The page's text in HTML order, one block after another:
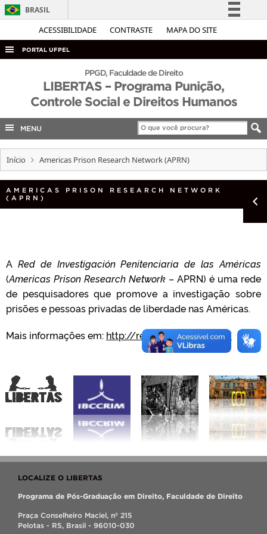
ACESSIBILIDADE CONTRASTE MAPA DO SITE
BRASIL
Simplifique!
Acesso à informação
Legislação
Canais
PORTAL UFPEL
ACESSO À INFORMAÇÃO
AUDITORIA
CONCURSOS
EDITAIS
INTERNACIONAL
OUVIDORIA
PPGD, Faculdade de Direito
LIBERTAS – Programa Punição,
Controle Social e Direitos Humanos
MENU
Início Americas Prison Research Network (APRN)
AMERICAS PRISON RESEARCH NETWORK
(APRN)
A Red de Investigación Penitenciaria de las Américas
(Americas Prison Research Network – APRN) é uma rede
de pesquisadores que promove a investigação sobre
prisões e pessoas privadas de liberdade nas Américas.
Mais informações em: http://redpenitenciaria.org/
LOCALIZE O LIBERTAS
Programa de Pós-Graduação em Direito, Faculdade de Direito
Praça Conselheiro Maciel, nº 215
Pelotas - RS, Brasil - 96010-030